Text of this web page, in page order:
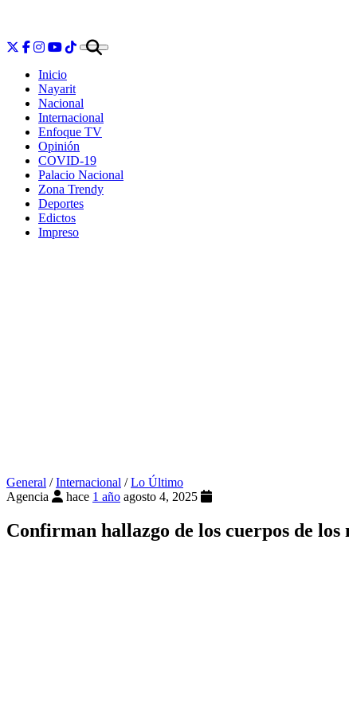
Inicio
Nayarit
Nacional
Internacional
Enfoque TV
Opinión
COVID-19
Palacio Nacional
Zona Trendy
Deportes
Edictos
Impreso
General /Internacional /Lo Último
Agencia
hace 1 año agosto 4, 2025
Confirman hallazgo de los cuerpos de